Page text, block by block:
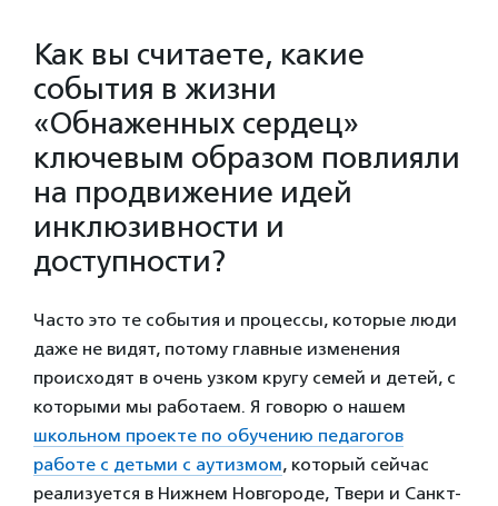
Как вы считаете, какие
события в жизни
«Обнаженных сердец»
ключевым образом повлияли
на продвижение идей
инклюзивности и
доступности?
Часто это те события и процессы, которые люди
даже не видят, потому главные изменения
происходят в очень узком кругу семей и детей, с
которыми мы работаем. Я говорю о нашем
школьном проекте по обучению педагогов
работе с детьми с аутизмом, который сейчас
реализуется в Нижнем Новгороде, Твери и Санкт-